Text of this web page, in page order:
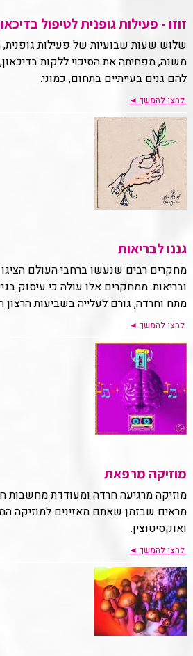
זוזו - פעילות גופנית לטיפול
שלוש שעות שבועיות של פעילות
משנה, מפחיתה את הסיכוי ללקות
להם גנים בעייתיים בתחום, כמוני.
לחצו להמשך ◄
גננו לבריאות
מחקרים רבים שנעשו ברחבי העולם הציגו
ובריאות. ממחקרים אלו עולה כי עיסוק
מתח וחרדה, גורם לעלייה בשביעות הרצון
לחצו להמשך ◄
מוזיקה מרפאת
מוזיקה מרגיעה חרדה ומעודדת מחשבות
מראים שבזמן שאתם מאזינים למוזיקה
ואוקסיטוצין.
לחצו להמשך ◄